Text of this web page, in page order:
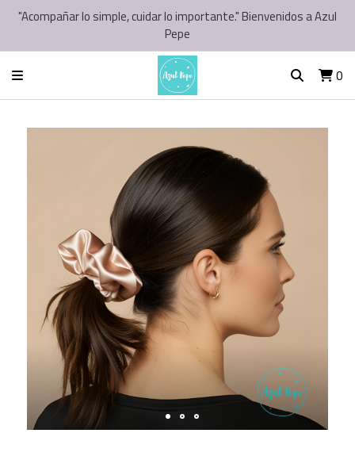
"Acompañar lo simple, cuidar lo importante." Bienvenidos a Azul
Pepe
0